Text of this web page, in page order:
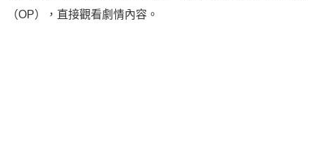
（OP），直接觀看劇情內容。